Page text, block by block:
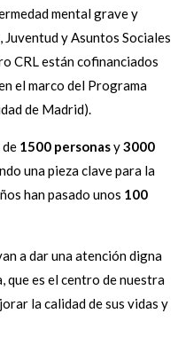
mental grave y
y Asuntos Sociales
CRL están cofinanciados
el marco del Programa
de Madrid).
de 1500 personasy3000
una pieza clave para la
han pasado unos 100
a dar una atención digna
que es el centro de nuestra
la calidad de sus vidas y